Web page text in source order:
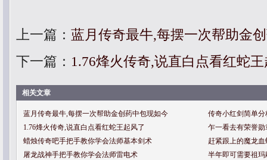
上一篇： 蓝月传奇最牛,每摆一次帮助金
下一篇： 1.76烽火传奇,说直白点看红蛇
相关文章
蓝月传奇最牛,每摆一次帮助金创药中包现如今
传奇小红剑简单
1.76烽火传奇,说直白点看红蛇王起风了
乍一看去有荣誉
蜡烛传奇吧手把手教你学会法师基本剑术
赶紧跟上的魔龙
屠龙战神手把手教你学会法师雷电术
半年即可需要祖